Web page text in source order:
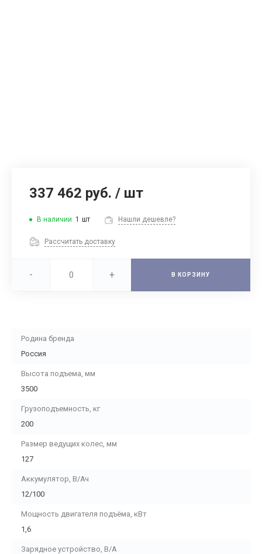
337 462 руб. / шт
В наличии 1 шт Нашли дешевле?
Рассчитать доставку
- + В КОРЗИНУ
Родина бренда
Россия
Высота подъема, мм
3500
Грузоподъемность, кг
200
Размер ведущих колес, мм
127
Аккумулятор, В/Ач
12/100
Мощность двигателя подъёма, кВт
1,6
Зарядное устройство, В/А